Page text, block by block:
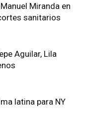
Miranda en
sanitarios
Aguilar, Lila
latina para NY